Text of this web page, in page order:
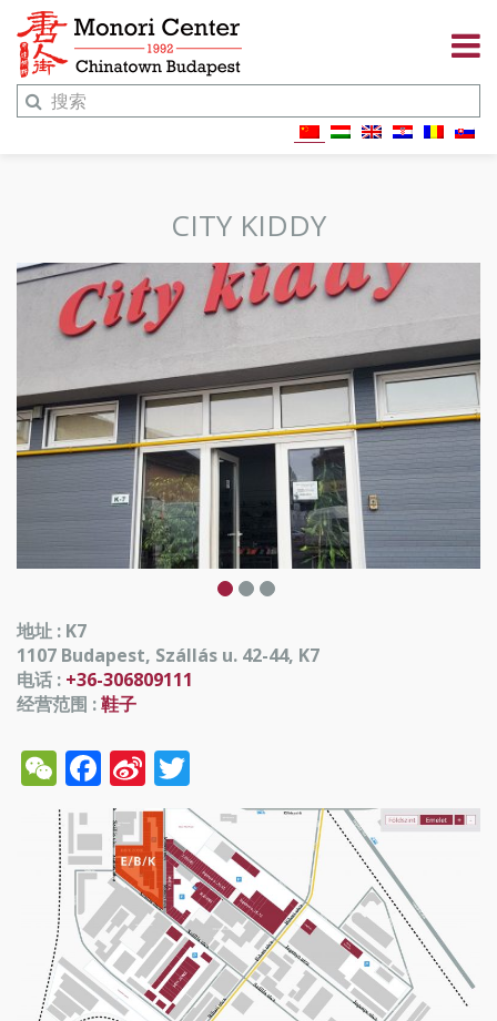
CITY KIDDY
地址 : K7
1107 Budapest, Szállás u. 42-44, K7
电话 : +36-306809111
经营范围 :鞋子
WeChat
Facebook
Sina
Weibo